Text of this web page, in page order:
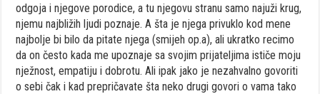
odgoja i njegove porodice, a tu njegovu stranu samo najuži krug,
njemu najbližih ljudi poznaje. A šta je njega privuklo kod mene
najbolje bi bilo da pitate njega (smijeh op.a), ali ukratko recimo
da on često kada me upoznaje sa svojim prijateljima ističe moju
nježnost, empatiju i dobrotu. Ali ipak jako je nezahvalno govoriti
o sebi čak i kad prepričavate šta neko drugi govori o vama tako